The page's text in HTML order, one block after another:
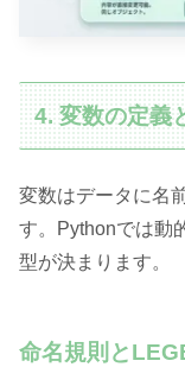
4. 変数の定義
変数はデータに名
す。Pythonでは動
型が決まります。
命名規則と